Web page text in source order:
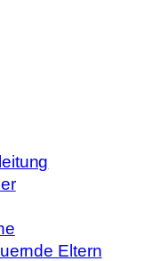
Eltern